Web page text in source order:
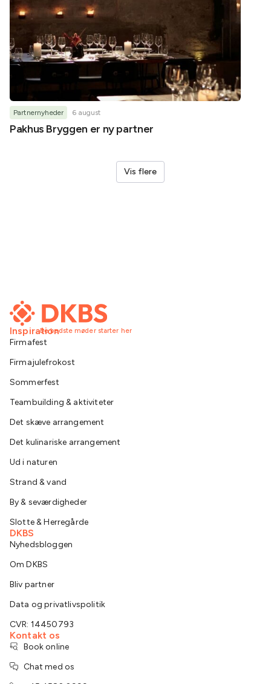
Partnernyheder 6 august
Pakhus Bryggen er ny partner
Vis flere
De bedste møder starter her
Inspiration
Firmafest
Firmajulefrokost
Sommerfest
Teambuilding & aktiviteter
Det skæve arrangement
Det kulinariske arrangement
Ud i naturen
Strand & vand
By & seværdigheder
Slotte & Herregårde
DKBS
Nyhedsbloggen
Om DKBS
Bliv partner
Data og privatlivspolitik
CVR: 14450793
Kontakt os
Book online
Chat med os